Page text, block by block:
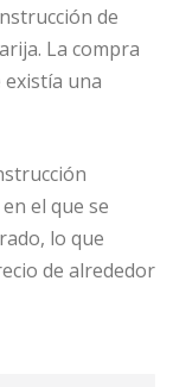
de
La compra
existía una
el que se
lo que
de alrededor